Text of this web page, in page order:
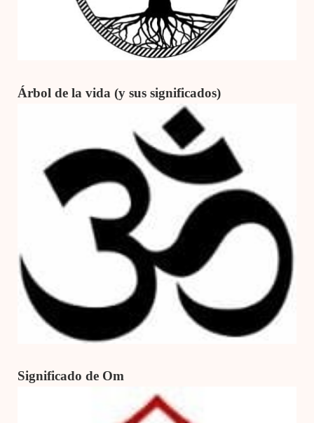
Árbol de la vida (y sus significados)
Significado de Om